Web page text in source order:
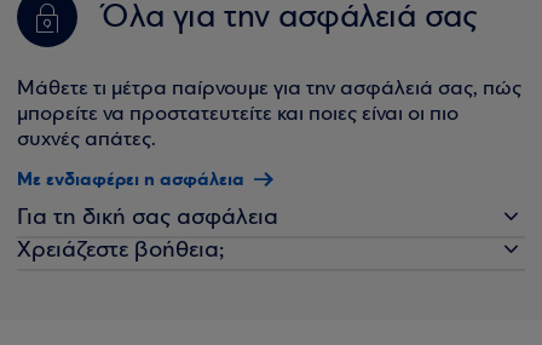
Όλα για την ασφάλειά σας
Μάθετε τι μέτρα παίρνουμε για την ασφάλειά σας, πώς
μπορείτε να προστατευτείτε και ποιες είναι οι πιο
συχνές απάτες.
Με ενδιαφέρει η ασφάλεια
Για τη δική σας ασφάλεια
Χρειάζεστε βοήθεια;